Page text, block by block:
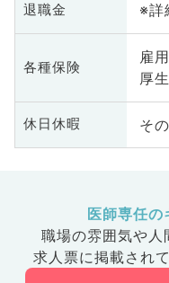
退職金 ※詳
各種保険
雇
厚
休日休暇 そ
医師専任
職場の雰囲気や人
求人票に掲載され